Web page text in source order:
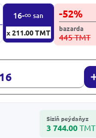
16-∞ san
x 211.00TMT
-52%
bazarda
445 TMT
Siziň peýdaňyz
3 744.00 TMT